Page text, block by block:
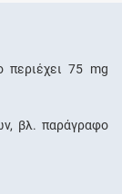
περιέχει 75 mg
βλ. παράγραφο